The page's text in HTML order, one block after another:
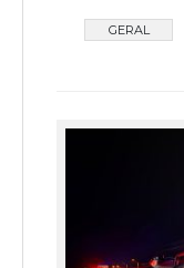
GERAL